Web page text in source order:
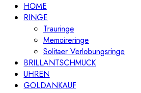
HOME
RINGE
Trauringe
Memoireringe
Solitaer Verlobungsringe
BRILLANTSCHMUCK
UHREN
GOLDANKAUF